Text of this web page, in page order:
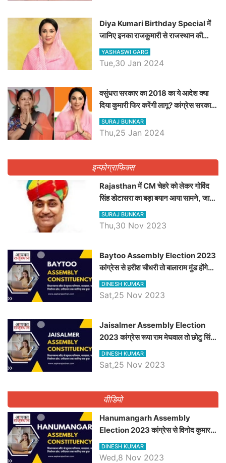
Diya Kumari Birthday Special में
जानिए इनका राजकुमारी से राजस्थान की
डिप्टी सीएम बनने तक का सफर, एक क्लिक में
जाने पूरा जीवन परिचय
YASHASWI GARG
Tue,30 Jan 2024
वसुंधरा सरकार का 2018 का ये आदेश क्या
दिया कुमारी फिर करेंगी लागू? कांग्रेस सरकार
ने किया था निरस्त
SURAJ BUNKAR
Thu,25 Jan 2024
इन्फोग्राफिक्स
Rajasthan में CM चेहरे को लेकर गोविंद
सिंह डोटासरा का बड़ा बयान आया सामने, जानें
विचार
SURAJ BUNKAR
Thu,30 Nov 2023
Baytoo Assembly Election 2023
कांग्रेस से हरीश चौधरी तो बालाराम मुंड होंगे
भाजपा उम्मीदवार, जानिये बायतू विधानसभा
सीट के ताजा समीकरण
DINESH KUMAR
Sat,25 Nov 2023
​​​​​​​Jaisalmer Assembly Election
2023 कांग्रेस रूपा राम मेघवाल तो छोटु सिंह
भाटी होंगे भाजपा उम्मीदवार, जानिये जैसलमेर
विधानसभा सीट के ताजा समीकरण
DINESH KUMAR
Sat,25 Nov 2023
वीडियो
Hanumangarh Assembly
Election 2023 कांग्रेस से विनोद कुमार
चौधरी तो अमित चौधरी होंगे भाजपा उम्मीदवार,
जानिये हनुमानगढ़ विधानसभा सीट के ताजा
DINESH KUMAR
Wed,8 Nov 2023